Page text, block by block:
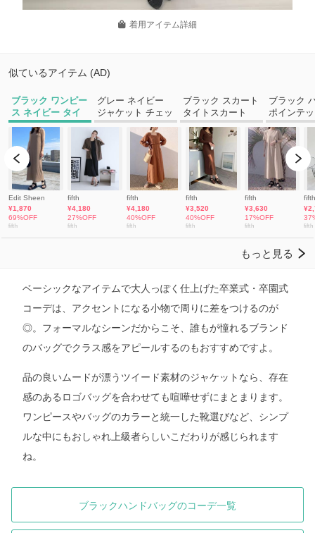
着用アイテム詳細
ベーシックなアイテムで大人っぽく仕上げた卒業式・卒園式
コーデは、アクセントになる小物で周りに差をつけるのが
◎。フォーマルなシーンだからこそ、誰もが憧れるブランド
のバッグでクラス感をアピールするのもおすすめですよ。
品の良いムードが漂うツイード素材のジャケットなら、存在
感のあるロゴバッグを合わせても喧嘩せずにまとまります。
ワンピースやバッグのカラーと統一した靴選びなど、シンプ
ルな中にもおしゃれ上級者らしいこだわりが感じられます
ね。
ブラックハンドバッグのコーデ一覧